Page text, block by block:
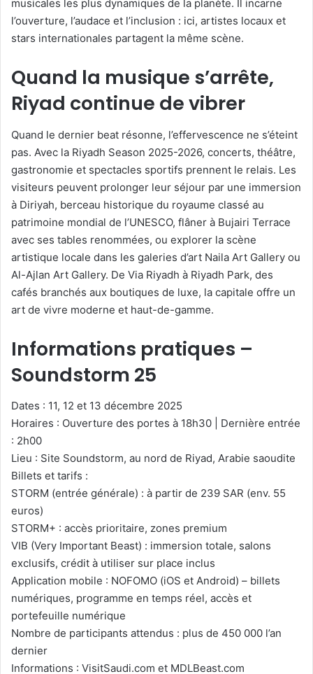
musicales les plus dynamiques de la planète. Il incarne
l’ouverture, l’audace et l’inclusion : ici, artistes locaux et
stars internationales partagent la même scène.
Quand la musique s’arrête,
Riyad continue de vibrer
Quand le dernier beat résonne, l’effervescence ne s’éteint
pas. Avec la Riyadh Season 2025-2026, concerts, théâtre,
gastronomie et spectacles sportifs prennent le relais. Les
visiteurs peuvent prolonger leur séjour par une immersion
à Diriyah, berceau historique du royaume classé au
patrimoine mondial de l’UNESCO, flâner à Bujairi Terrace
avec ses tables renommées, ou explorer la scène
artistique locale dans les galeries d’art Naila Art Gallery ou
Al-Ajlan Art Gallery. De Via Riyadh à Riyadh Park, des
cafés branchés aux boutiques de luxe, la capitale offre un
art de vivre moderne et haut-de-gamme.
Informations pratiques –
Soundstorm 25
Dates : 11, 12 et 13 décembre 2025
Horaires : Ouverture des portes à 18h30 | Dernière entrée
: 2h00
Lieu : Site Soundstorm, au nord de Riyad, Arabie saoudite
Billets et tarifs :
STORM (entrée générale) : à partir de 239 SAR (env. 55
euros)
STORM+ : accès prioritaire, zones premium
VIB (Very Important Beast) : immersion totale, salons
exclusifs, crédit à utiliser sur place inclus
Application mobile : NOFOMO (iOS et Android) – billets
numériques, programme en temps réel, accès et
portefeuille numérique
Nombre de participants attendus : plus de 450 000 l’an
dernier
Informations : VisitSaudi.com et MDLBeast.com